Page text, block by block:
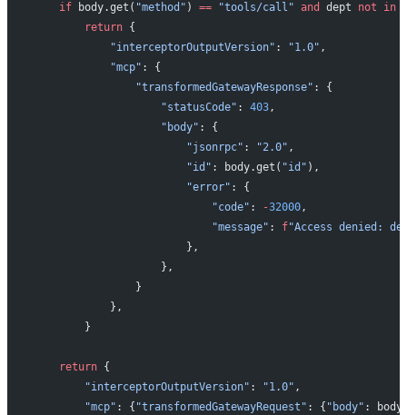
    if
body.get( "method" ) == "tools/call" and dept not in
        return
{
            "interceptorOutputVersion"
: "1.0" ,
            "mcp"
: {
                "transformedGatewayResponse"
: {
                    "statusCode"
: 403,
                    "body"
: {
                        "jsonrpc"
: "2.0" ,
                        "id"
: body.get( "id" ),
                        "error"
: {
                            "code"
: -32000,
                            "message"
: f"Access denied:
                        },
                    },
                }
            },
        }
    return
{
        "interceptorOutputVersion"
: "1.0" ,
        "mcp"
: { "transformedGatewayRequest" : { "body" :